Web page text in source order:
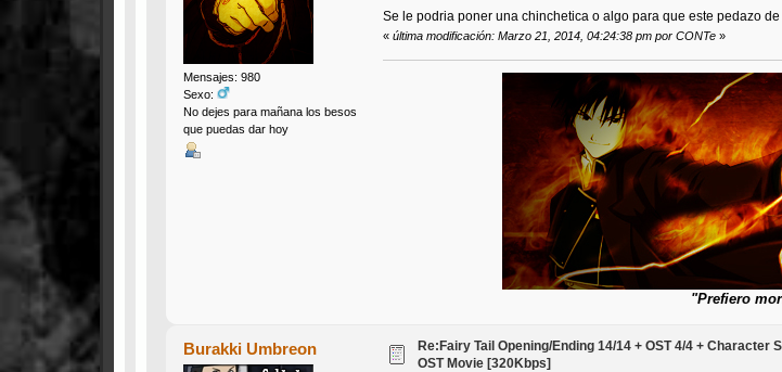
Mensajes: 980
Sexo:
No dejes para mañana los besos
que puedas dar hoy
Se le podria poner una chinchetica o algo para que este pedazo
« última modificación: Marzo 21, 2014, 04:24:38 pm por CONTe»
"Prefiero
Burakki Umbreon
Re:Fairy Tail Opening/Ending 14/14 + OST 4/4 + Character
OST Movie [320Kbps]